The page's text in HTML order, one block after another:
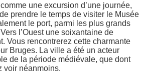
une excursion d’une journée,
prendre le temps de visiter le Musée
le port, parmi les plus grands
l’Ouest une soixantaine de
Vous rencontrerez cette charmante
Bruges. La ville a été un acteur
de la période médiévale, que dont
voir néanmoins.